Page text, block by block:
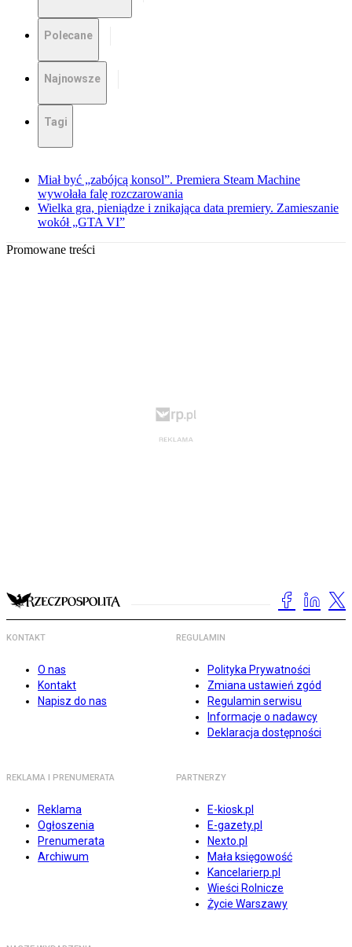
Polecane
Najnowsze
Tagi
Miał być „zabójcą konsol”. Premiera Steam Machine
wywołała falę rozczarowania
Wielka gra, pieniądze i znikająca data premiery. Zamieszanie
wokół „GTA VI”
Promowane treści
KONTAKT
O nas
Kontakt
Napisz do nas
REGULAMIN
Polityka Prywatności
Zmiana ustawień zgód
Regulamin serwisu
Informacje o nadawcy
Deklaracja dostępności
REKLAMA I PRENUMERATA
Reklama
Ogłoszenia
Prenumerata
Archiwum
PARTNERZY
E-kiosk.pl
E-gazety.pl
Nexto.pl
Mała księgowość
Kancelarierp.pl
Wieści Rolnicze
Życie Warszawy